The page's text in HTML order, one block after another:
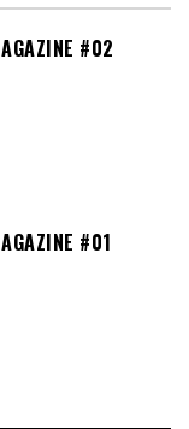
#02
#01